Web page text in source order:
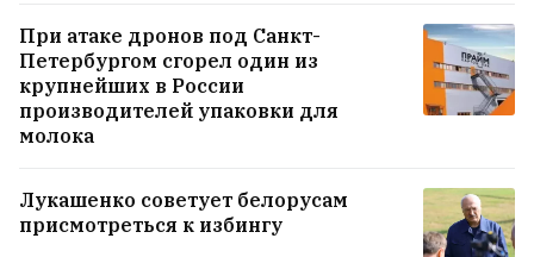
При атаке дронов под Санкт-
Петербургом сгорел один из
крупнейших в России
производителей упаковки для
молока
Лукашенко советует белорусам
присмотреться к избингу